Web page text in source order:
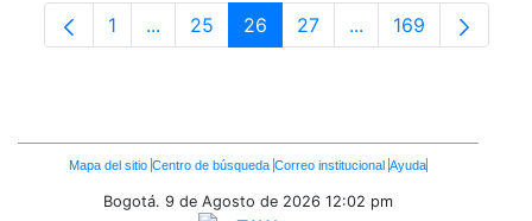
Página
1 ...Páginas intermedias Use TAB para
Página
25 Página
26 Página
27 ...PáginasPágina
169
Enlaces
Inferiores
Mapa del sitio Centro de búsqueda Correo institucional Ayuda
Bogotá. 9 de Agosto de 2026 12:02 pm